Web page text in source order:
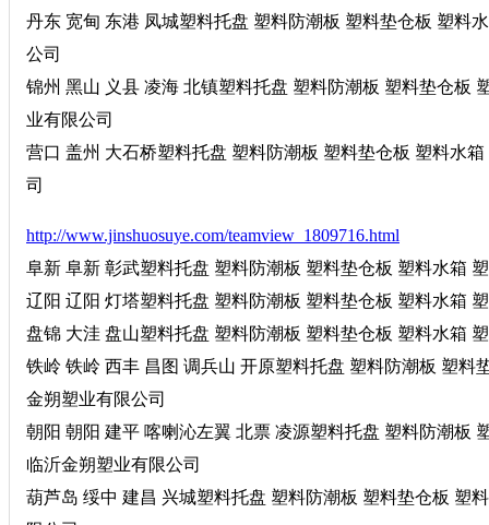
丹东 宽甸 东港 凤城塑料托盘 塑料防潮板 塑料垫仓板 塑料
公司
锦州 黑山 义县 凌海 北镇塑料托盘 塑料防潮板 塑料垫仓板
业有限公司
营口 盖州 大石桥塑料托盘 塑料防潮板 塑料垫仓板 塑料水
司
http://www.jinshuosuye.com/teamview_1809716.html
阜新 阜新 彰武塑料托盘 塑料防潮板 塑料垫仓板 塑料水箱
辽阳 辽阳 灯塔塑料托盘 塑料防潮板 塑料垫仓板 塑料水箱
盘锦 大洼 盘山塑料托盘 塑料防潮板 塑料垫仓板 塑料水箱
铁岭 铁岭 西丰 昌图 调兵山 开原塑料托盘 塑料防潮板 塑料
金朔塑业有限公司
朝阳 朝阳 建平 喀喇沁左翼 北票 凌源塑料托盘 塑料防潮板
临沂金朔塑业有限公司
葫芦岛 绥中 建昌 兴城塑料托盘 塑料防潮板 塑料垫仓板 塑